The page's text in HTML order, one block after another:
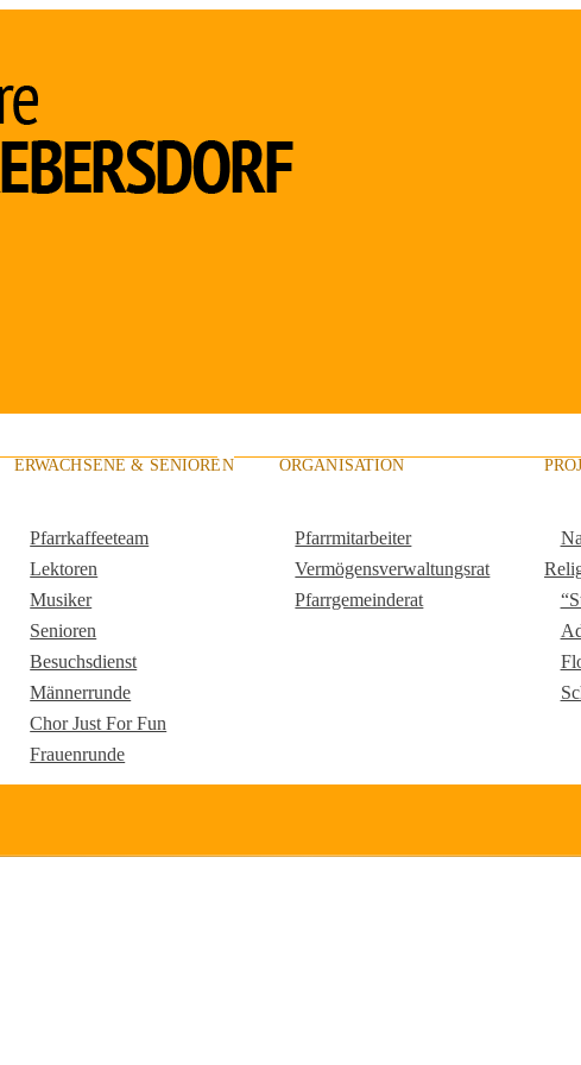
ERWACHSENE & SENIOREN
Pfarrkaffeeteam
Lektoren
Musiker
Senioren
Besuchsdienst
Männerrunde
Chor Just For Fun
Frauenrunde
ORGANISATION
Pfarrmitarbeiter
Vermögensverwaltungsrat
Pfarrgemeinderat